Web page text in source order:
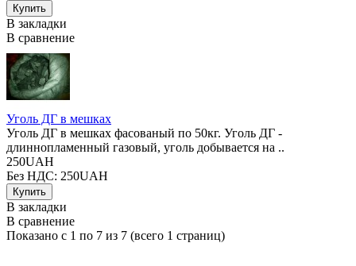
В закладки
В сравнение
Уголь ДГ в мешках
Уголь ДГ в мешках фасованый по 50кг. Уголь ДГ -
длиннопламенный газовый, уголь добывается на ..
250UAH
Без НДС: 250UAH
В закладки
В сравнение
Показано с 1 по 7 из 7 (всего 1 страниц)